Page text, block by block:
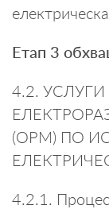
Етап 3
4.2.
(ОРМ) ПО
4.2.1.